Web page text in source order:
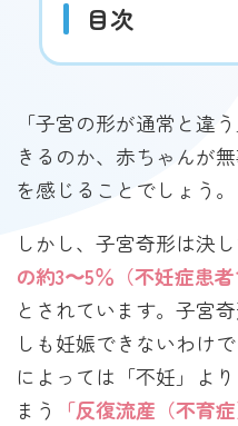
目次
「子宮の形が通常と違
きるのか、赤ちゃんが
を感じることでしょう。
しかし、子宮奇形は決
の約3〜5％（不妊症患者
とされています。子宮
しも妊娠できないわけ
によっては「不妊」よ
まう
「反復流産（不育